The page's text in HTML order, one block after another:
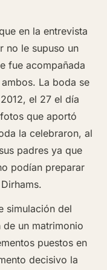
en la entrevista
no le supuso un
fue acompañada
La boda se
el 27 el día
que aportó
la celebraron, al
padres ya que
podían preparar
simulación del
un matrimonio
puestos en
decisivo la